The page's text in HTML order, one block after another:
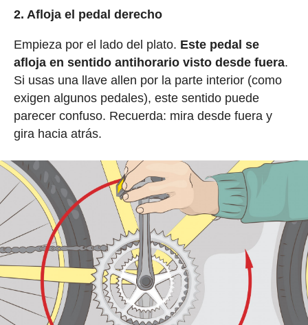
2. Afloja el pedal derecho
Empieza por el lado del plato. Este pedal se
afloja en sentido antihorario visto desde fuera.
Si usas una llave allen por la parte interior (como
exigen algunos pedales), este sentido puede
parecer confuso. Recuerda: mira desde fuera y
gira hacia atrás.